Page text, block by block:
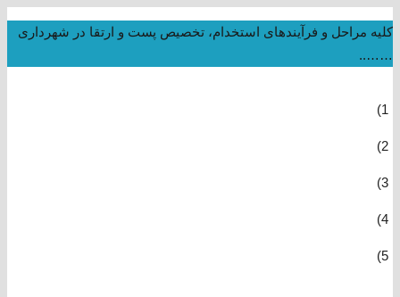
کلیه مراحل و فرآیندهای استخدام، تخصیص پست و ارتقا در شهرداری
……..
1)
2)
3)
4)
5)